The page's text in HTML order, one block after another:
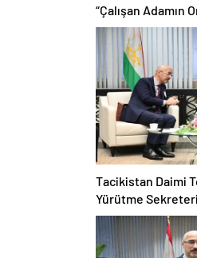
“Çalışan Adamın
bir dizi öneri
Tacikistan Daimi
Yürütme